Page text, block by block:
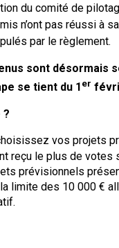
du comité de
n’ont pas réussi à
par le règlement.
sont désormais
se tient du 1 er
?
vos projets
reçu le plus de votes
prévisionnels
limite des 10 000 €